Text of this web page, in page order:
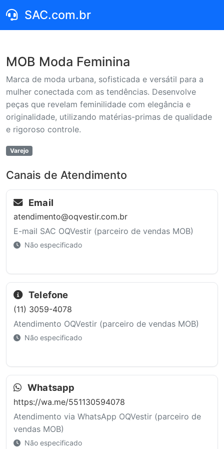
SAC.com.br
MOB Moda Feminina
Marca de moda urbana, sofisticada e versátil para a
mulher conectada com as tendências. Desenvolve
peças que revelam feminilidade com elegância e
originalidade, utilizando matérias-primas de qualidade
e rigoroso controle.
Varejo
Canais de Atendimento
Email
atendimento@oqvestir.com.br
E-mail SAC OQVestir (parceiro de vendas MOB)
Não especificado
Telefone
(11) 3059-4078
Atendimento OQVestir (parceiro de vendas MOB)
Não especificado
Whatsapp
https://wa.me/551130594078
Atendimento via WhatsApp OQVestir (parceiro de
vendas MOB)
Não especificado